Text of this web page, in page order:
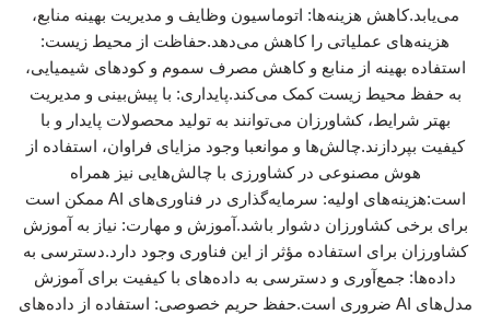
می‌یابد.کاهش هزینه‌ها: اتوماسیون وظایف و مدیریت بهینه منابع،
هزینه‌های عملیاتی را کاهش می‌دهد.حفاظت از محیط زیست:
استفاده بهینه از منابع و کاهش مصرف سموم و کودهای شیمیایی،
به حفظ محیط زیست کمک می‌کند.پایداری: با پیش‌بینی و مدیریت
بهتر شرایط، کشاورزان می‌توانند به تولید محصولات پایدار و با
کیفیت بپردازند.چالش‌ها و موانعبا وجود مزایای فراوان، استفاده از
هوش مصنوعی در کشاورزی با چالش‌هایی نیز همراه
است:هزینه‌های اولیه: سرمایه‌گذاری در فناوری‌های AI ممکن است
برای برخی کشاورزان دشوار باشد.آموزش و مهارت: نیاز به آموزش
کشاورزان برای استفاده مؤثر از این فناوری وجود دارد.دسترسی به
داده‌ها: جمع‌آوری و دسترسی به داده‌های با کیفیت برای آموزش
مدل‌های AI ضروری است.حفظ حریم خصوصی: استفاده از داده‌های